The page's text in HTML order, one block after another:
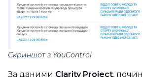
Скриншот з YouControl
За даними Clarity Project,